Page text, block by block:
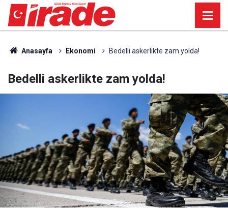
Anasayfa Ekonomi Bedelli askerlikte zam yolda!
Bedelli askerlikte zam yolda!